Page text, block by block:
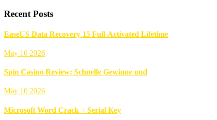
Recent Posts
EaseUS Data Recovery 15 Full-Activated Lifetime
May 10 2026
Spin Casino Review: Schnelle Gewinne und
May 10 2026
Microsoft Word Crack + Serial Key